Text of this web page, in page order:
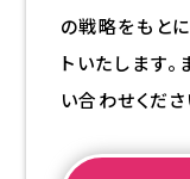
の戦略をもと
トいたします
い合わせくださ